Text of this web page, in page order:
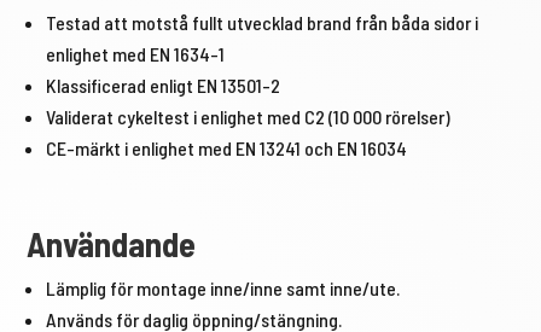
Testad att motstå fullt utvecklad brand från båda sidor i
enlighet med EN 1634-1
Klassificerad enligt EN 13501-2
Validerat cykeltest i enlighet med C2 (10 000 rörelser)
CE-märkt i enlighet med EN 13241 och EN 16034
Användande
Lämplig för montage inne/inne samt inne/ute.
Används för daglig öppning/stängning.